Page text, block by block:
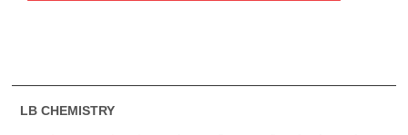
LB CHEMISTRY